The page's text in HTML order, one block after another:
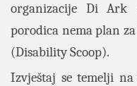
organizacije Di Ark
porodica nema plan
(Disability Scoop).
Izvještaj se temelji